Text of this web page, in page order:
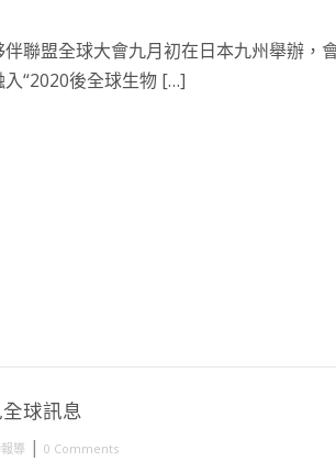
聯盟全球大會九月初在日本九州舉辦，
“2020後全球生物 […]
球訊息
導 | 0 Comments